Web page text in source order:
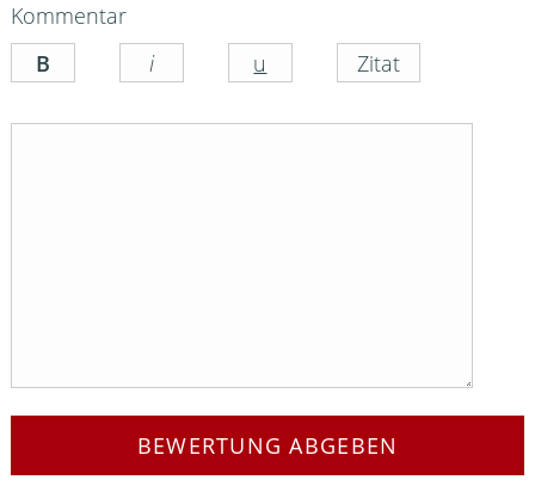
Kommentar
BEWERTUNG ABGEBEN